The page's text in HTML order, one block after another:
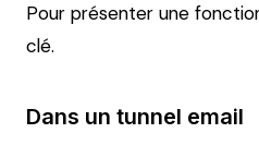
Pour présenter une
clé.
Dans un tunnel email